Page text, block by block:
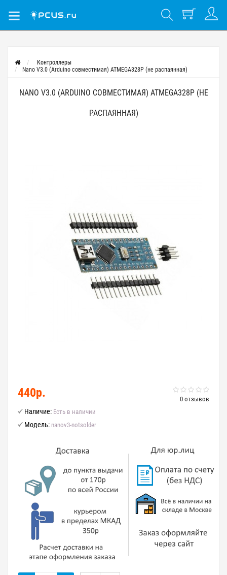
Контроллеры
Nano V3.0 (Arduino совместимая) ATMEGA328P (не распаянная)
NANO V3.0 (ARDUINO СОВМЕСТИМАЯ) ATMEGA328P (НЕ
РАСПАЯННАЯ)
0 отзывов
440р.
Наличие: Есть в наличии
Модель: nanov3-notsolder